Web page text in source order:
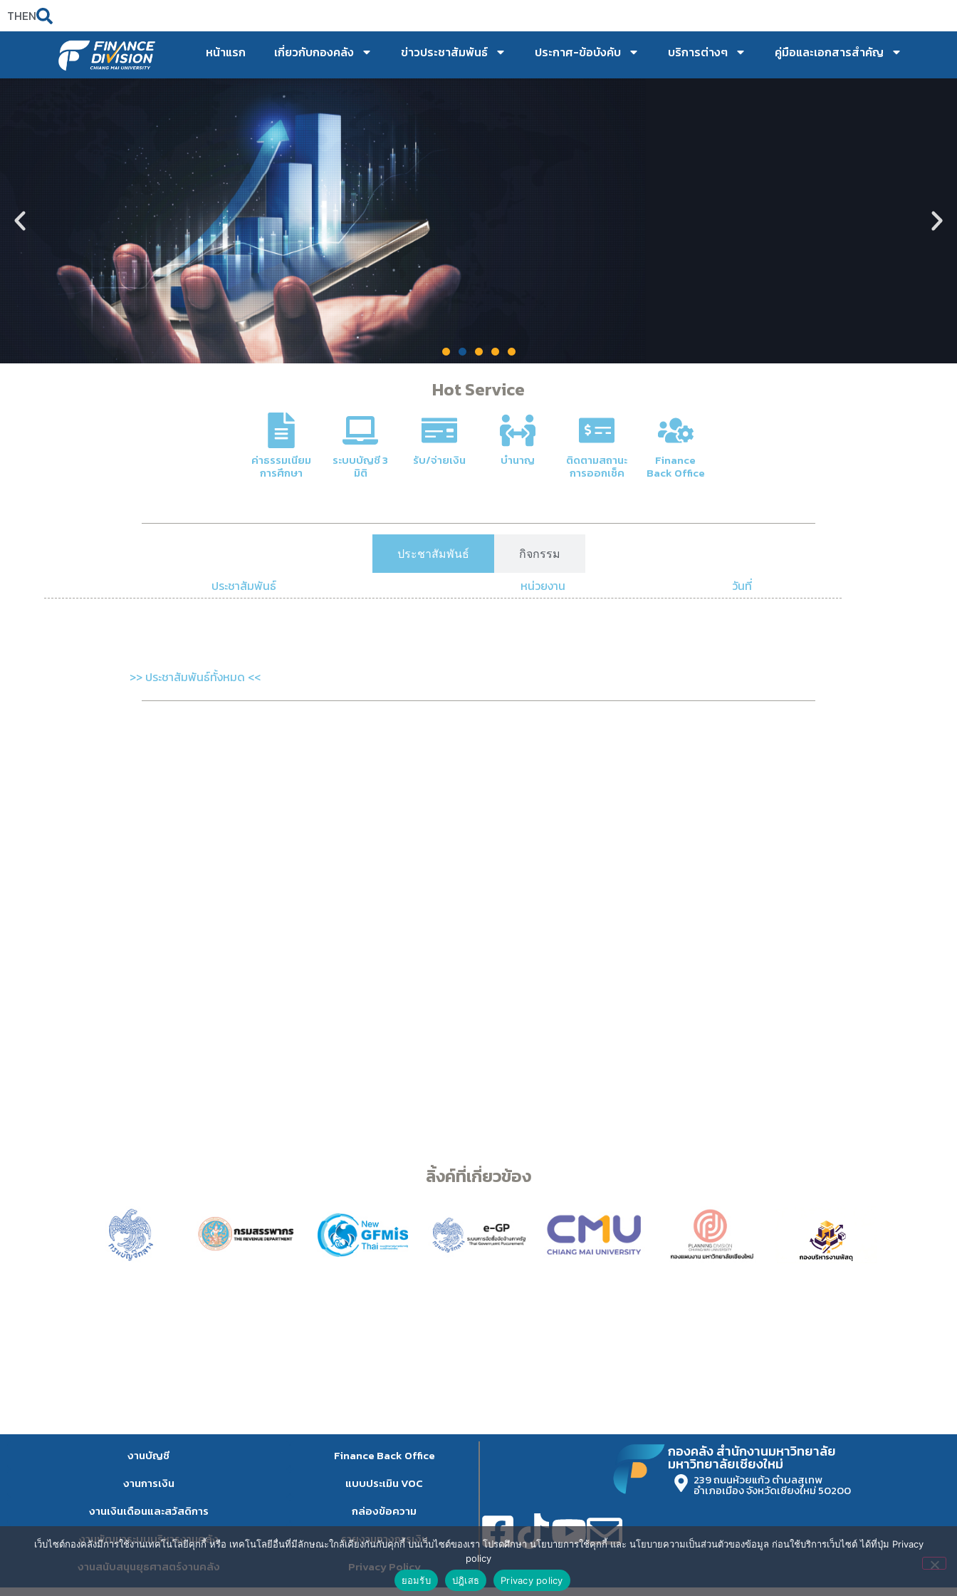
THEN
หน้าแรก เกี่ยวกับกองคลัง ข่าวประชาสัมพันธ์ ประกาศ-ข้อบังคับ บริการต่างๆ คู่มือและเอกสารสำคัญ
ภารกิจหลักของกองคลัง
การจัดการด้านการเงินและบัญชีของมหาวิทยาลัยให้มี
ความโปร่งใสและมีประสิทธิภาพ
Hot Service
ค่าธรรมเนียม
การศึกษา
ระบบบัญชี 3
มิติ
รับ/จ่ายเงิน บำนาญ ติดตามสถานะ
การออกเช็ค
Finance
Back Office
ประชาสัมพันธ์ กิจกรรม
ประชาสัมพันธ์ หน่วยงาน วันที่
>> ประชาสัมพันธ์ทั้งหมด <<
ลิ้งค์ที่เกี่ยวข้อง
งานบัญชี
งานการเงิน
งานเงินเดือนและสวัสดิการ
งานพัฒนาระบบบริหารงานคลัง
งานสนับสนุนยุธศาสตร์งานคลัง
Finance Back Office
แบบประเมิน VOC
กล่องข้อความ
รายงานทางการเงิน
Privacy Policy
กองคลัง สำนักงานมหาวิทยาลัย
มหาวิทยาลัยเชียงใหม่
239 ถนนห้วยแก้ว ตำบลสุเทพ
อำเภอเมือง จังหวัดเชียงใหม่ 50200
เว็บไซต์กองคลังมีการใช้งานเทคโนโลยีคุกกี้ หรือ เทคโนโลยีอื่นที่มีลักษณะใกล้เคียงกันกับคุกกี้ บนเว็บไซต์ของเรา โปรดศึกษา นโยบายการใช้คุกกี้ และ นโยบายความเป็นส่วนตัวของข้อมูล ก่อนใช้บริการเว็บไซต์ ได้ที่ปุ่ม Privacy
policy
ยอมรับ
ปฎิเสธ Privacy policy